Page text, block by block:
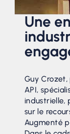
Une
Guy
API,
industrielle,
sur le
Augmenté